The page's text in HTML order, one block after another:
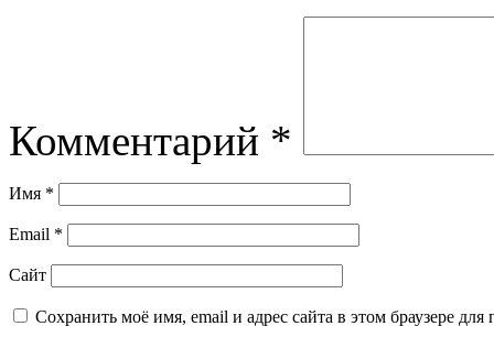
Комментарий *
Имя *
Email *
Сайт
Сохранить моё имя, email и адрес сайта в этом браузере